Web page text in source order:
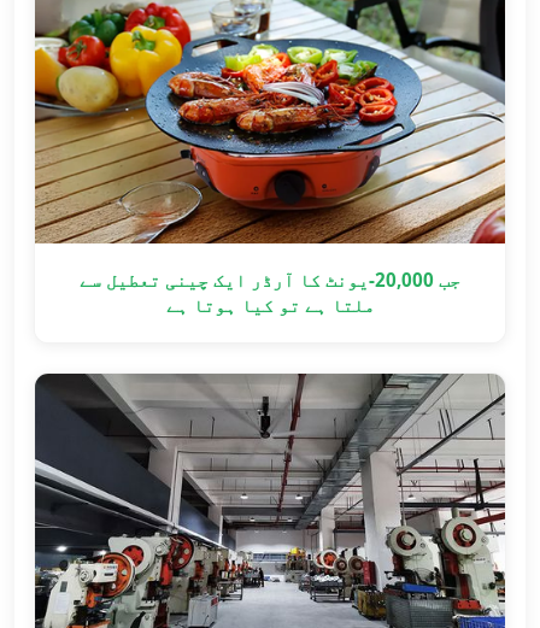
جب 20,000-یونٹ کا آرڈر ایک چینی تعطیل سے
ملتا ہے تو کیا ہوتا ہے